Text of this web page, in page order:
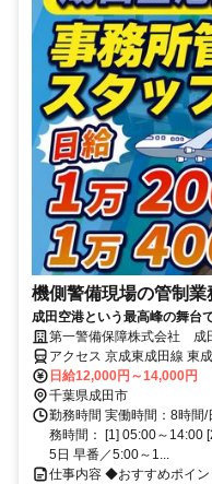
機側警備現場の管制業
成田空港という最高峰の舞台
（内勤・現場管理）へ。一歩
安全を支える『機側警備』だ
★車通勤OK・会社車貸与あり
の取得支援があります！
第一警備保障株式会社 成
アクセス 京成東成田線 東
約3分、連絡バス 成田空港
駅・成田空港第2ターミナル
日給12,000円～14,000円
千葉県成田市
勤務時間 実働時間：8時間
務時間： [1] 05:00～14:00
5日 早番／5:00～1...
仕事内容 ◆おすすめポイ